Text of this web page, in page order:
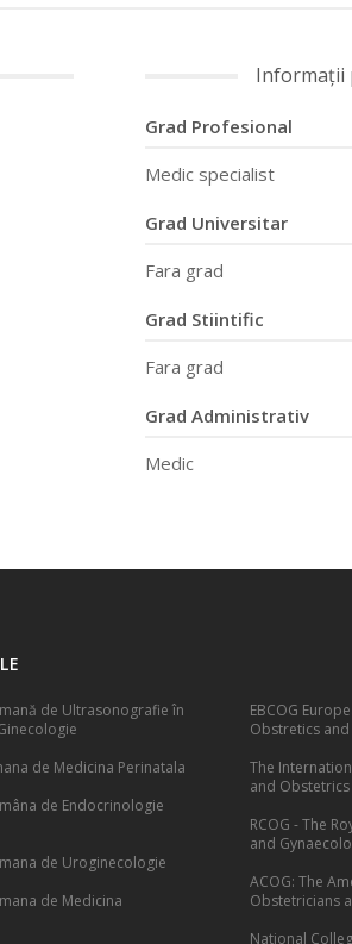
Informații
Grad Profesional
Medic specialist
Grad Universitar
Fara grad
Grad Stiintific
Fara grad
Grad Administrativ
Medic
de Ultrasonografie în
de Medicina Perinatala
de Endocrinologie
de Uroginecologie
de Medicina
EBCOG
Obstretics
The
and Obstetrics
RCOG - The
and
ACOG: The
Obstetricians
National